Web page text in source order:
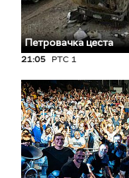
Петровачка цеста
21:05 РТС 1